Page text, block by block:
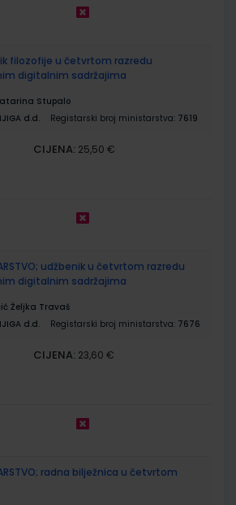
filozofije u četvrtom razredu
digitalnim sadržajima
Stupalo
d.d. Registarski broj ministarstva: 7619
CIJENA: 25,50 €
udžbenik u četvrtom razredu
digitalnim sadržajima
Željka Travaš
d.d. Registarski broj ministarstva: 7676
CIJENA: 23,60 €
radna bilježnica u četvrtom